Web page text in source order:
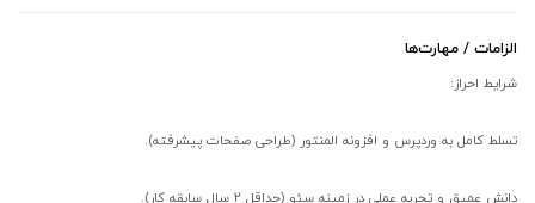
الزامات / مهارت‌ها
شرایط احراز:
تسلط کامل به وردپرس و افزونه المنتور (طراحی صفحات پیشرفته).
دانش عمیق و تجربه عملی در زمینه سئو (حداقل ۲ سال سابقه کار).